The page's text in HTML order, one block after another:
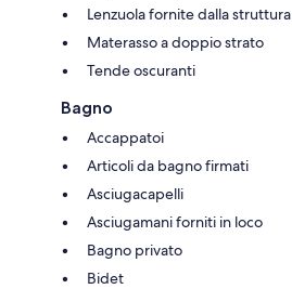
Lenzuola fornite dalla struttura
Materasso a doppio strato
Tende oscuranti
Bagno
Accappatoi
Articoli da bagno firmati
Asciugacapelli
Asciugamani forniti in loco
Bagno privato
Bidet